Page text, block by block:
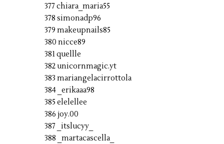
377 chiara_maria55
378 simonadp96
379 makeupnails85
380 nicce89
381 quellle
382 unicornmagic.yt
383 mariangelacirrottola
384 _erikaaa98
385 elelellee
386 joy.00
387 _itslucyy_
388 _martacascella_